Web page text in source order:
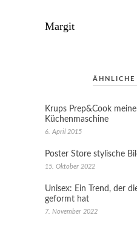
Margit
ÄHNLICHE
Krups Prep&Cook
Küchenmaschine
6. April 2015
Poster Store stylische
15. Oktober 2022
Unisex: Ein Trend, der
geformt hat
7. November 2022